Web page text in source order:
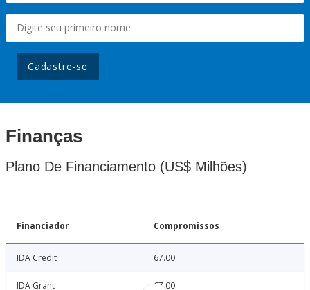
Cadastre-se
Finanças
Plano De Financiamento (US$ Milhões)
Financiador Compromissos
IDA Credit 67.00
IDA Grant 67.00